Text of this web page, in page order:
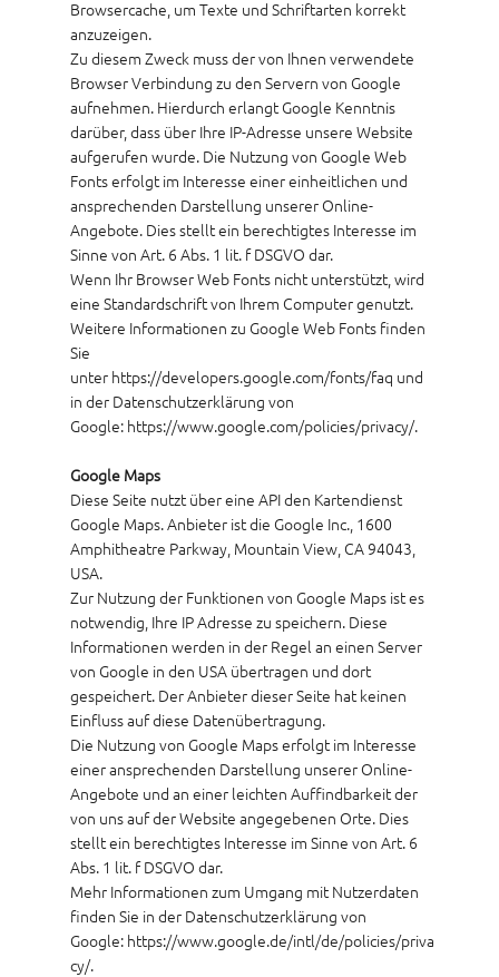
Browsercache, um Texte und Schriftarten korrekt
anzuzeigen.
Zu diesem Zweck muss der von Ihnen verwendete
Browser Verbindung zu den Servern von Google
aufnehmen. Hierdurch erlangt Google Kenntnis
darüber, dass über Ihre IP-Adresse unsere Website
aufgerufen wurde. Die Nutzung von Google Web
Fonts erfolgt im Interesse einer einheitlichen und
ansprechenden Darstellung unserer Online-
Angebote. Dies stellt ein berechtigtes Interesse im
Sinne von Art. 6 Abs. 1 lit. f DSGVO dar.
Wenn Ihr Browser Web Fonts nicht unterstützt, wird
eine Standardschrift von Ihrem Computer genutzt.
Weitere Informationen zu Google Web Fonts finden
Sie
unter https://developers.google.com/fonts/faq und
in der Datenschutzerklärung von
Google: https://www.google.com/policies/privacy/.
Google Maps
Diese Seite nutzt über eine API den Kartendienst
Google Maps. Anbieter ist die Google Inc., 1600
Amphitheatre Parkway, Mountain View, CA 94043,
USA.
Zur Nutzung der Funktionen von Google Maps ist es
notwendig, Ihre IP Adresse zu speichern. Diese
Informationen werden in der Regel an einen Server
von Google in den USA übertragen und dort
gespeichert. Der Anbieter dieser Seite hat keinen
Einfluss auf diese Datenübertragung.
Die Nutzung von Google Maps erfolgt im Interesse
einer ansprechenden Darstellung unserer Online-
Angebote und an einer leichten Auffindbarkeit der
von uns auf der Website angegebenen Orte. Dies
stellt ein berechtigtes Interesse im Sinne von Art. 6
Abs. 1 lit. f DSGVO dar.
Mehr Informationen zum Umgang mit Nutzerdaten
finden Sie in der Datenschutzerklärung von
Google: https://www.google.de/intl/de/policies/priva
cy/.